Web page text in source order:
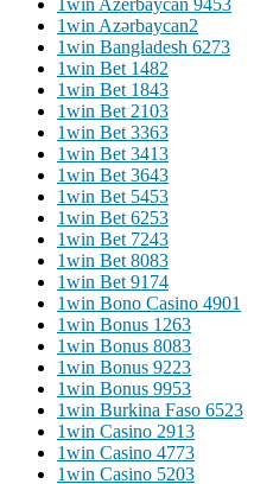
1win Azərbaycan2
1win Bangladesh 6273
1win Bet 1482
1win Bet 1843
1win Bet 2103
1win Bet 3363
1win Bet 3413
1win Bet 3643
1win Bet 5453
1win Bet 6253
1win Bet 7243
1win Bet 8083
1win Bet 9174
1win Bono Casino 4901
1win Bonus 1263
1win Bonus 8083
1win Bonus 9223
1win Bonus 9953
1win Burkina Faso 6523
1win Casino 2913
1win Casino 4773
1win Casino 5203